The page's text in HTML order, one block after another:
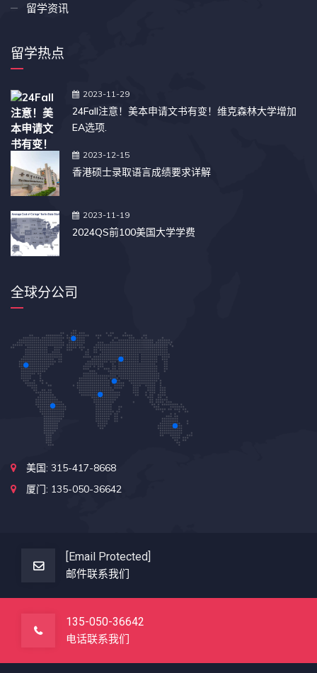
留学资讯
留学热点
2023-11-29
24Fall注意！美本申请文书有变！维克森林大学增加
EA选项.
2023-12-15
香港硕士录取语言成绩要求详解
2023-11-19
2024QS前100美国大学学费
全球分公司
美国: 315-417-8668
厦门: 135-050-36642
[email Protected]
邮件联系我们
135-050-36642
电话联系我们